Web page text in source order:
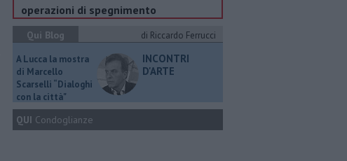
operazioni di spegnimento
Qui Blog
di Riccardo Ferrucci
A Lucca la mostra
di Marcello
Scarselli “Dialoghi
con la città"
INCONTRI
D'ARTE
QUI Condoglianze